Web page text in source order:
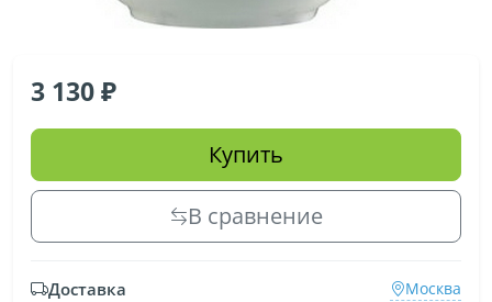
3 130
Купить
В сравнение
Доставка Москва